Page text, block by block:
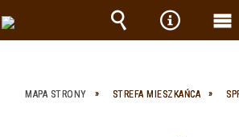
MAPA STRONY STREFA MIESZKAŃCA
Wyszukiwarka